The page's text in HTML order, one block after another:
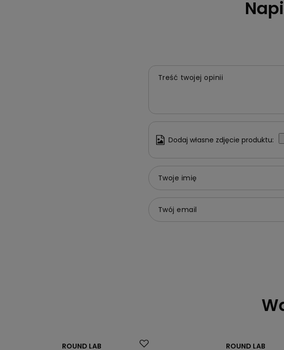
Treść twojej opinii
Dodaj własne zdjęcie produktu:
Twoje imię
Twój email
ROUND LAB ROUND LAB